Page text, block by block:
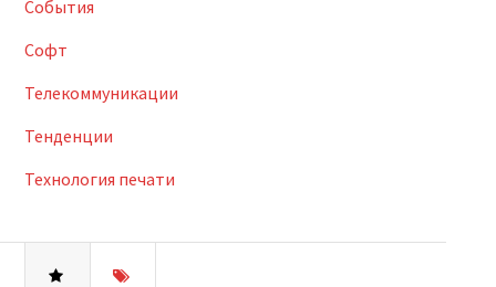
События
Софт
Телекоммуникации
Тенденции
Технология печати